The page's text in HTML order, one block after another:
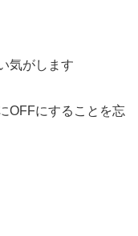
気がします
OFFにすることを忘